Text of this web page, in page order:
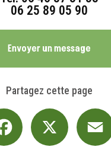
06 25 89 05 90
Envoyer un message
Partagez cette page
Facebook